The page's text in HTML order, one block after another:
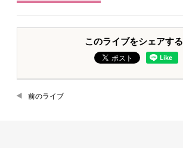
このライブをシェアする
前のライブ